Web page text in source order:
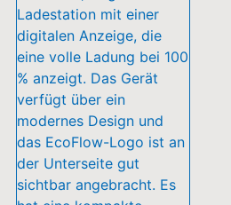
EcoFlow Rapid 25k
99,99 €
inkl. MwSt.
Ausführung wählen